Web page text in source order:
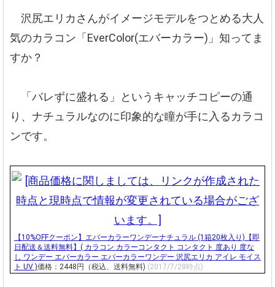
沢尻エリカさんがイメージモデルをつとめる大人
気のカラコン「EverColor(エバーカラー)」知ってま
すか？
「バレずに盛れる」というキャッチコピーの通
り、ナチュラルなのに印象的な瞳が手に入るカラコ
ンです。
【10%OFFクーポン】エバーカラーワンデーナチュラル (1箱20枚入り)【即
日配送＆送料無料】( カラコン カラーコンタクト コンタクト 度あり 度な
し ワンデー エバーカラー エバーカラーワンデー 沢尻エリカ アイレ モイス
ト UV )価格：2448円（税込、送料無料) (2017/7/28時点)